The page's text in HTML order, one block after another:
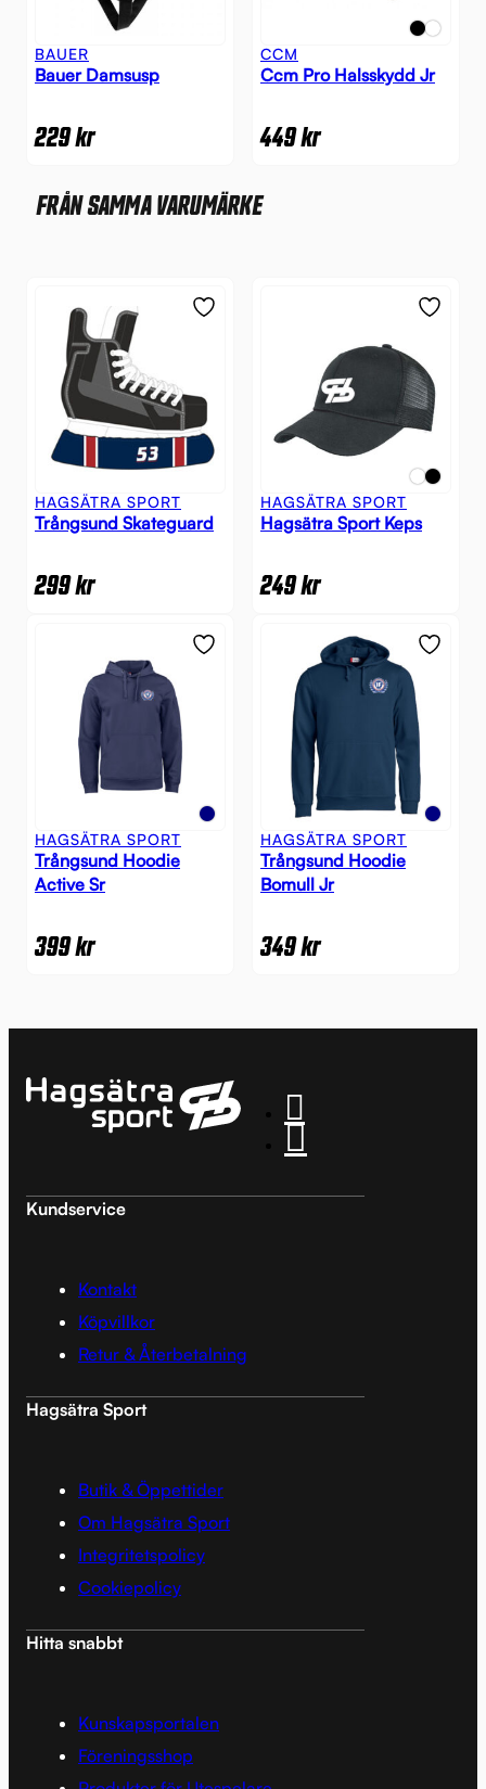
BAUER
Bauer Damsusp
229kr
CCM
Ccm Pro Halsskydd Jr
449kr
FRÅN SAMMA VARUMÄRKE
HAGSÄTRA SPORT
Trångsund Skateguard
299kr
HAGSÄTRA SPORT
Hagsätra Sport Keps
249kr
HAGSÄTRA SPORT
Trångsund Hoodie
Active Sr
399kr
HAGSÄTRA SPORT
Trångsund Hoodie
Bomull Jr
349kr
Kundservice
Kontakt
Köpvillkor
Retur & Återbetalning
Hagsätra Sport
Butik & Öppettider
Om Hagsätra Sport
Integritetspolicy
Cookiepolicy
Hitta snabbt
Kunskapsportalen
Föreningsshop